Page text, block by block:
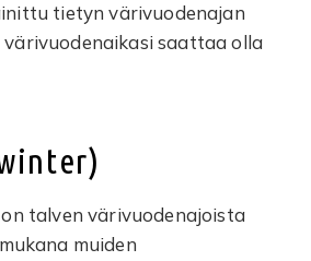
tietyn värivuodenajan
saattaa olla
talven värivuodenajoista
muiden